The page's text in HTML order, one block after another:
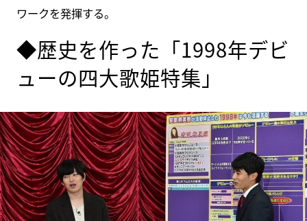
ワークを発揮する。
◆歴史を作った「1998年デビ
ューの四大歌姫特集」